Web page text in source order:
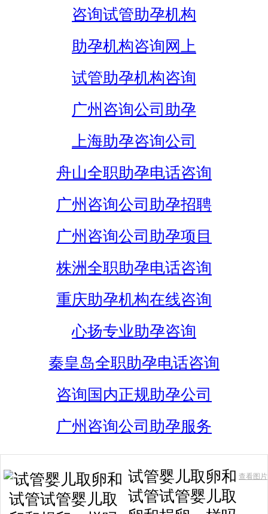
咨询试管助孕机构
助孕机构咨询网上
试管助孕机构咨询
广州咨询公司助孕
上海助孕咨询公司
舟山全职助孕电话咨询
广州咨询公司助孕招聘
广州咨询公司助孕项目
株洲全职助孕电话咨询
重庆助孕机构在线咨询
心扬专业助孕咨询
秦皇岛全职助孕电话咨询
咨询国内正规助孕公司
广州咨询公司助孕服务
试管婴儿取卵和
试管试管婴儿取
查看图片